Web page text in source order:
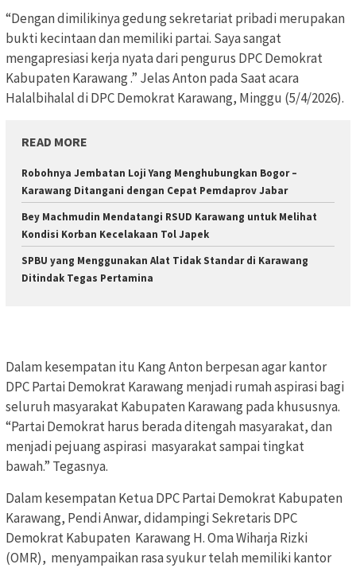
“Dengan dimilikinya gedung sekretariat pribadi merupakan
bukti kecintaan dan memiliki partai. Saya sangat
mengapresiasi kerja nyata dari pengurus DPC Demokrat
Kabupaten Karawang .” Jelas Anton pada Saat acara
Halalbihalal di DPC Demokrat Karawang, Minggu (5/4/2026).
READ MORE
Robohnya Jembatan Loji Yang Menghubungkan Bogor –
Karawang Ditangani dengan Cepat Pemdaprov Jabar
Bey Machmudin Mendatangi RSUD Karawang untuk Melihat
Kondisi Korban Kecelakaan Tol Japek
SPBU yang Menggunakan Alat Tidak Standar di Karawang
Ditindak Tegas Pertamina
Dalam kesempatan itu Kang Anton berpesan agar kantor
DPC Partai Demokrat Karawang menjadi rumah aspirasi bagi
seluruh masyarakat Kabupaten Karawang pada khususnya.
“Partai Demokrat harus berada ditengah masyarakat, dan
menjadi pejuang aspirasi masyarakat sampai tingkat
bawah.” Tegasnya.
Dalam kesempatan Ketua DPC Partai Demokrat Kabupaten
Karawang, Pendi Anwar, didampingi Sekretaris DPC
Demokrat Kabupaten Karawang H. Oma Wiharja Rizki
(OMR), menyampaikan rasa syukur telah memiliki kantor